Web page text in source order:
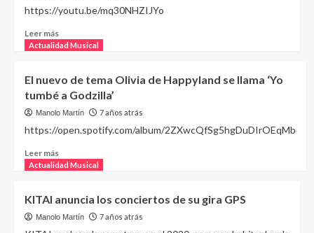
https://youtu.be/mq30NHZIJYo
Leer más
Actualidad Musical
El nuevo de tema Olivia de Happyland se llama ‘Yo
tumbé a Godzilla’
Manolo Martín 7 años atrás
https://open.spotify.com/album/2ZXwcQfSg5hgDuDIrOEqMb
Leer más
Actualidad Musical
KITAI anuncia los conciertos de su gira GPS
Manolo Martín 7 años atrás